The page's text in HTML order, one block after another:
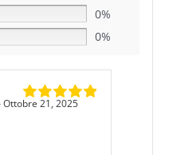
0%
0%
Valutato
Ottobre 21, 2025